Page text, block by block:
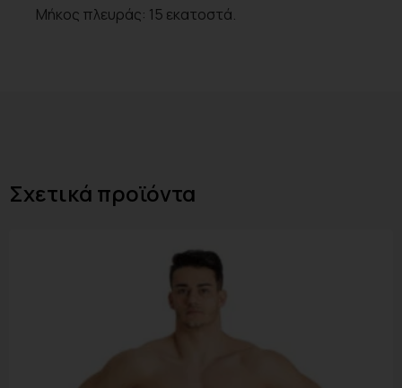
Μήκος πλευράς: 15 εκατοστά.
Σχετικά προϊόντα